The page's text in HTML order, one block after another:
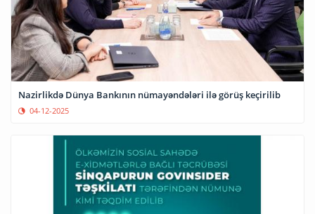
Nazirlikdə Dünya Bankının nümayəndələri ilə görüş keçirilib
04-12-2025